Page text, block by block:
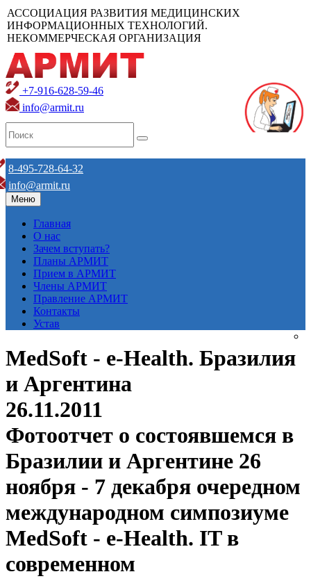
АССОЦИАЦИЯ РАЗВИТИЯ МЕДИЦИНСКИХ
ИНФОРМАЦИОННЫХ ТЕХНОЛОГИЙ.
НЕКОММЕРЧЕСКАЯ ОРГАНИЗАЦИЯ
+7-916-628-59-46
info@armit.ru
8-495-728-64-32
info@armit.ru
Меню
Главная
О нас
Зачем вступать?
Планы АРМИТ
Прием в АРМИТ
Члены АРМИТ
Правление АРМИТ
Контакты
Устав
MedSoft - e-Health. Бразилия
и Аргентина
26.11.2011
Фотоотчет о состоявшемся в
Бразилии и Аргентине 26
ноября - 7 декабря очередном
международном симпозиуме
MedSoft - e-Health. IT в
современном